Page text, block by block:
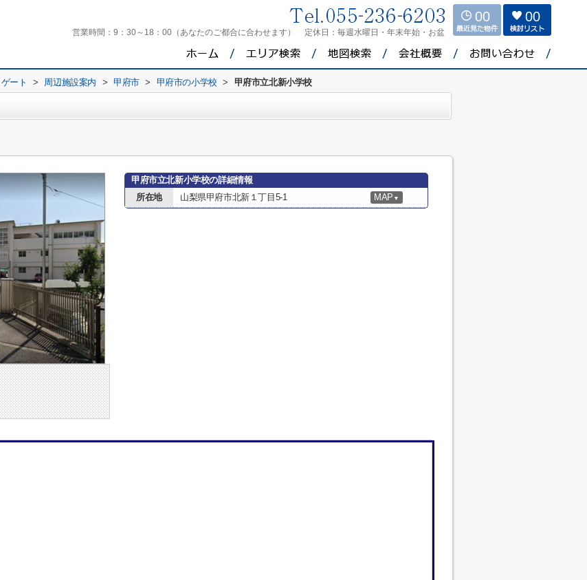
営業時間： 9：30～18：00（あなたのご都合に合わせます） 定休日： 毎週水曜日・年末年始・お盆
00 00
ート > 周辺施設案内 > 甲府市 > 甲府市の小学校 > 甲府市立北新小学校
甲府市立北新小学校の詳細情報
所在地
山梨県甲府市北新１丁目5-1 MAP ▼